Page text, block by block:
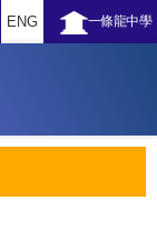
一條龍中學
ENG